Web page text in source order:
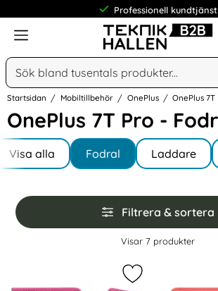
Professionell kundtjänst
Meny
Sök
Sök på
Startsidan Mobiltillbehör OnePlus OnePlus 7T
OnePlus 7T Pro -
Hoppa
till
produkter
Underkategorier
Visa alla
I OnePlus 7T ProFodral Laddare
Hoppa
över
filtersektionen
Filtrera & sortera
Filtrera & sortera
Visar 7 produkter
Markera